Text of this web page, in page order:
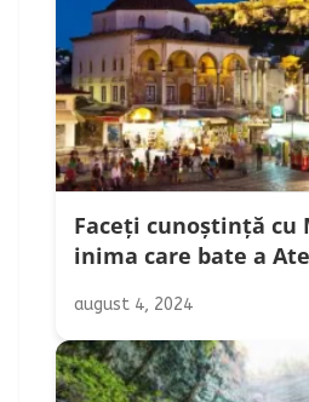
Faceți cunoștință cu
inima care bate a
august 4, 2024